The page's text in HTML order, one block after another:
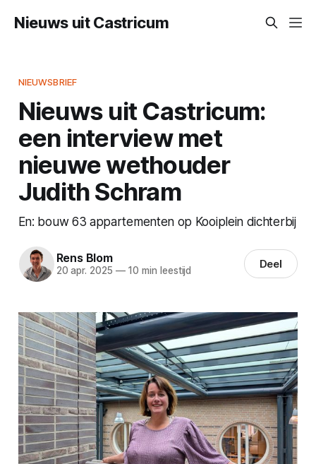
Nieuws uit Castricum
NIEUWSBRIEF
Nieuws uit Castricum:
een interview met
nieuwe wethouder
Judith Schram
En: bouw 63 appartementen op Kooiplein dichterbij
Rens Blom
20 apr. 2025 —10 min leestijd Deel